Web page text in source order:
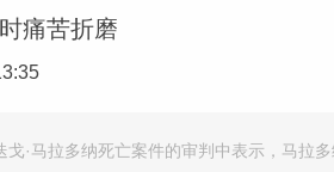
痛苦折磨
·马拉多纳死亡案件的审判中表示，马拉